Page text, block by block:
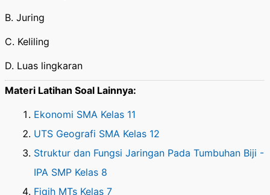
B. Juring
C. Keliling
D. Luas lingkaran
Materi Latihan Soal Lainnya:
Ekonomi SMA Kelas 11
UTS Geografi SMA Kelas 12
Struktur dan Fungsi Jaringan Pada Tumbuhan Biji -
IPA SMP Kelas 8
Fiqih MTs Kelas 7